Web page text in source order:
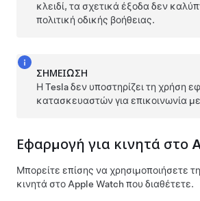
κλειδί, τα σχετικά έξοδα δεν
πολιτική οδικής βοήθειας.
ΣΗΜΕΊΩΣΗ
Η Tesla δεν υποστηρίζει τη χρήση
κατασκευαστών για επικοινωνία
Εφαρμογή για κινητά στο
Μπορείτε επίσης να χρησιμοποιήσετε
κινητά στο Apple Watch που διαθέτετε.